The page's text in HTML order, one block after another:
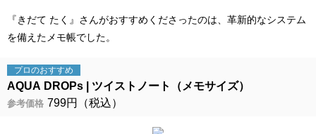
『きだて たく』さんがおすすめくださったのは、革新的なシステム
を備えたメモ帳でした。
プロのおすすめ
AQUA DROPs ツイストノート（メモサイズ）
参考価格 799円（税込）